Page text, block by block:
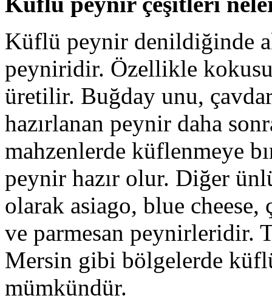
Küflü peynir denildiğinde
peyniridir. Özellikle
üretilir. Buğday unu,
hazırlanan peynir daha
mahzenlerde küflenmeye
peynir hazır olur. Diğer
olarak asiago, blue
ve parmesan peynirleridir.
Mersin gibi bölgelerde
mümkündür.